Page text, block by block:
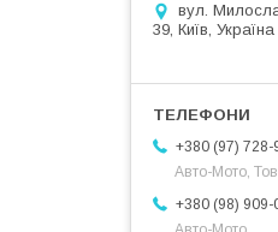
вул.
39, Київ, Україна
+380 (97) 728-
Авто-Мото,
+380 (98) 909-